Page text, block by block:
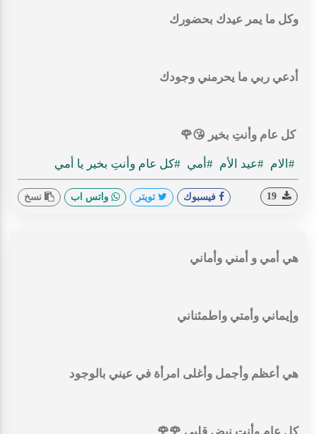
وكل ما يمر عيدك بحضورك
أدعي ربي ما يحرمني وجودك
كل عام وأنتِ بخير 😘🌹
#الام #عيد الأم #أمي #كل عام وأنتِ بخير يا أمي
فيسبوك تويتر واتس اب نسخ
هي أمي و أمني وأماني
وإيماني وأمتي واطمئناني
هي أعظم وأجمل وأغلى امرأة في عيني بالوجود